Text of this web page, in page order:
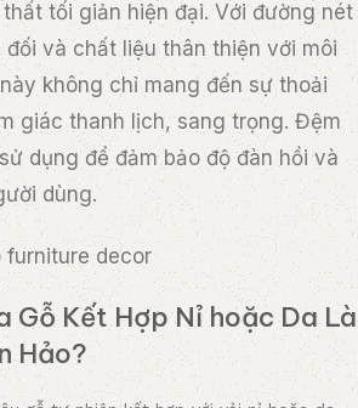
gỗ tự nhiên kết hợp với vải nỉ hoặc da
ít bị lỗi thời.
cách nội thất: Dù bạn theo đuổi
Âu hay hiện đại, sofa gỗ luôn là một lựa
: Thiết kế tinh giản, nhẹ nhàng giúp tạo
thoáng.
da không chỉ đơn thuần là một
còn phản ánh gu thẩm mỹ và
gia chủ. Những mẫu sofa như
Sofakhông chỉ mang lại trải